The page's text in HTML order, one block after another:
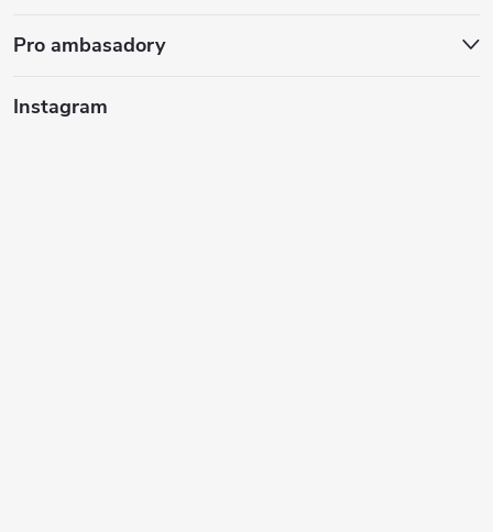
Pro ambasadory
Instagram